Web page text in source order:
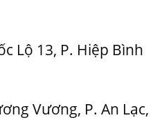
Lộ 13, P. Hiệp Bình
Vương, P. An Lạc,